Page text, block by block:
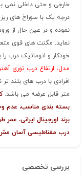
خارجی و حتی داخلی نمی
درجه یک با سوراخ های
نموده و در عین حال از
نماید. مگنت های قوی
خودکار و اتوماتیک درب
مدل، ارتفاع درب توری آهنربایی به 230 سانتی
متر قابل عرضه می باشد.
بسته بندی مناسب، عدم
برند اورجینال ایرانی،
درب مغناطیسی آسان مش 230 می
بررسی تخصصی